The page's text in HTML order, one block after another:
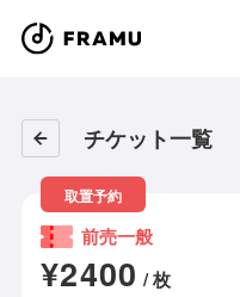
チケット一覧
取置予約
前売一般
¥2400 / 枚